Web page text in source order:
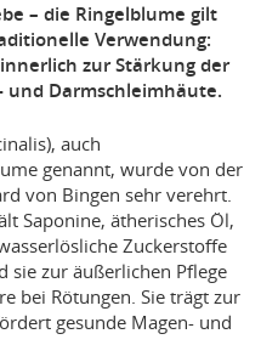
– die Ringelblume gilt
Verwendung:
zur Stärkung der
und Darmschleimhäute.
auch
genannt, wurde von der
von Bingen sehr verehrt.
Saponine, ätherisches Öl,
Zuckerstoffe
sie zur äußerlichen Pflege
bei Rötungen. Sie trägt zur
gesunde Magen- und